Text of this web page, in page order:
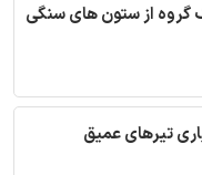
گروه از ستون های سنگی
تیرهای عمیق